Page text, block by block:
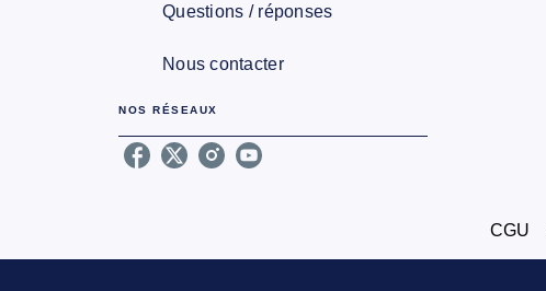
Questions / réponses
Nous contacter
NOS RÉSEAUX
CGU